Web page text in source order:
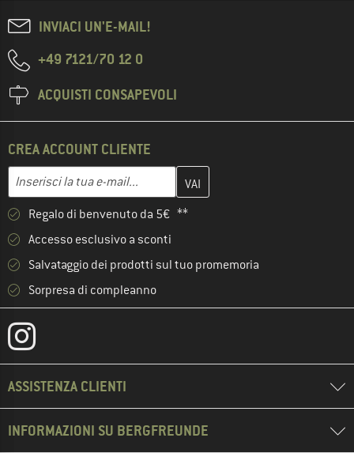
INVIACI UN'E-MAIL!
+49 7121/70 12 0
ACQUISTI CONSAPEVOLI
CREA ACCOUNT CLIENTE
Indirizzo e-mail
Inserisci qui il tuo indirizzo e-mail e crea il tuo account cliente
Regalo di benvenuto da 5€ **
Accesso esclusivo a sconti
Salvataggio dei prodotti sul tuo promemoria
Sorpresa di compleanno
ASSISTENZA CLIENTI
INFORMAZIONI SU BERGFREUNDE